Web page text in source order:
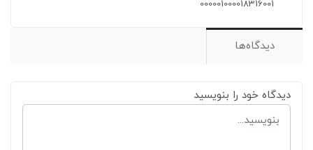
000001000018316001
دیدگاه‌ها
دیدگاه خود را بنویسید